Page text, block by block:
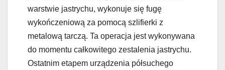
warstwie jastrychu, wykonuje się fugę
wykończeniową za pomocą szlifierki z
metalową tarczą. Ta operacja jest wykonywana
do momentu całkowitego zestalenia jastrychu.
Ostatnim etapem urządzenia półsuchego